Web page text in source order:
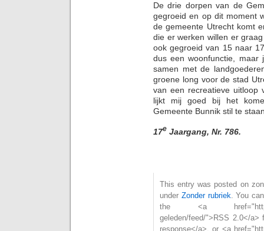
De drie dorpen van de
gegroeid en op dit moment
de gemeente Utrecht komt
die er werken willen er
ook gegroeid van 15 naar
dus een woonfunctie,
samen met de
groene long voor de stad
van een recreatieve uitloop
lijkt mij goed bij het
Gemeente Bunnik stil te
17e Jaargang, Nr. 786.
This entry was posted on
under Zonder rubriek. You
the <a href="https://
geleden/feed/">RSS 2.0</
response</a>, or <a